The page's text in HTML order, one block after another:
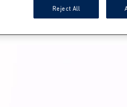
facendoti sentire
Reject All